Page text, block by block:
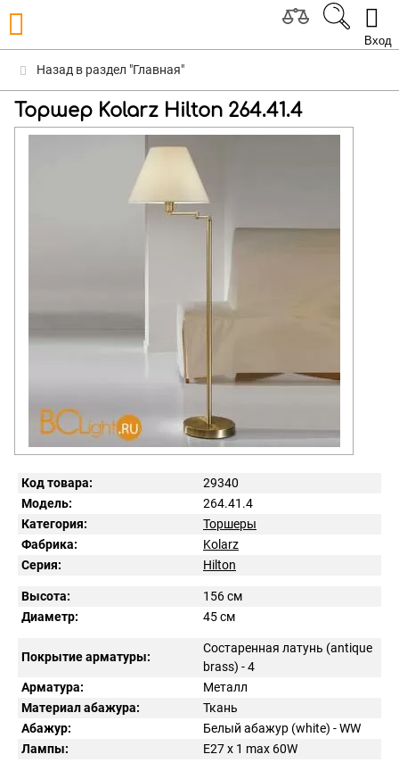
Вход
Назад в раздел "Главная"
Торшер Kolarz Hilton 264.41.4
Код товара:
29340
Модель:
264.41.4
Категория:
Торшеры
Фабрика:
Kolarz
Серия:
Hilton
Высота:
156 см
Диаметр:
45 см
Покрытие арматуры:
Состаренная латунь (antique
brass) - 4
Арматура:
Металл
Материал абажура:
Ткань
Абажур:
Белый абажур (white) - WW
Лампы:
E27 x 1 max 60W